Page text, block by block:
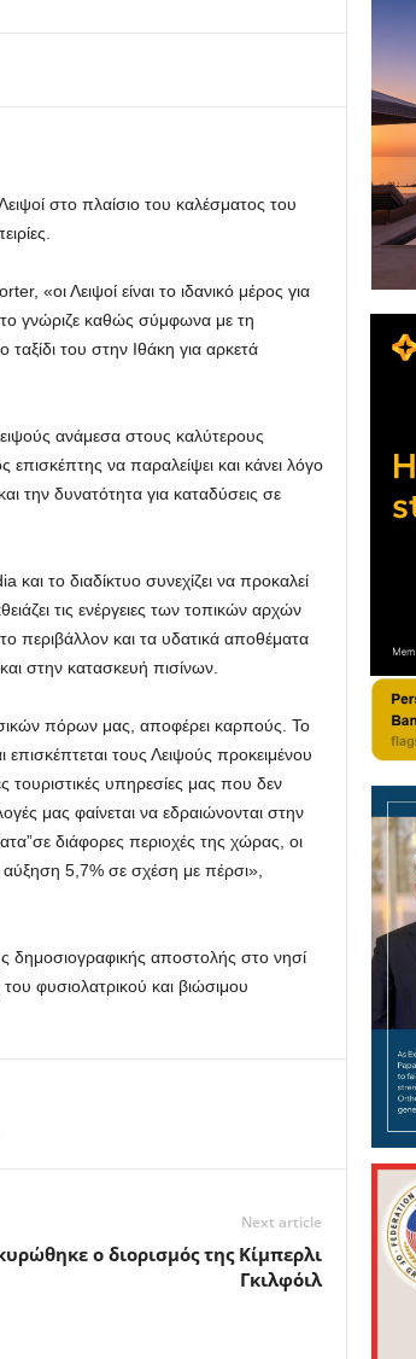
στο πλαίσιο του καλέσματος του
«οι Λειψοί είναι το ιδανικό μέρος για
το γνώριζε καθώς σύμφωνα με τη
του στην Ιθάκη για αρκετά
ανάμεσα στους καλύτερους
να παραλείψει και κάνει λόγο
την δυνατότητα για καταδύσεις σε
το διαδίκτυο συνεχίζει να προκαλεί
τις ενέργειες των τοπικών αρχών
περιβάλλον και τα υδατικά αποθέματα
στην κατασκευή πισίνων.
πόρων μας, αποφέρει καρπούς. Το
επισκέπτεται τους Λειψούς προκειμένου
τουριστικές υπηρεσίες μας που δεν
μας φαίνεται να εδραιώνονται στην
διάφορες περιοχές της χώρας, οι
αύξηση 5,7% σε σχέση με πέρσι»,
δημοσιογραφικής αποστολής στο νησί
φυσιολατρικού και βιώσιμου
Next article
ο διορισμός της Κίμπερλι
Γκιλφόιλ